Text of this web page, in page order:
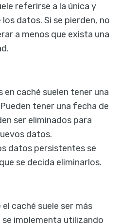
referirse a la única y
datos. Si se pierden, no
a menos que exista una
en caché suelen tener una
tener una fecha de
ser eliminados para
datos.
datos persistentes se
se decida eliminarlos.
el caché suele ser más
implementa utilizando